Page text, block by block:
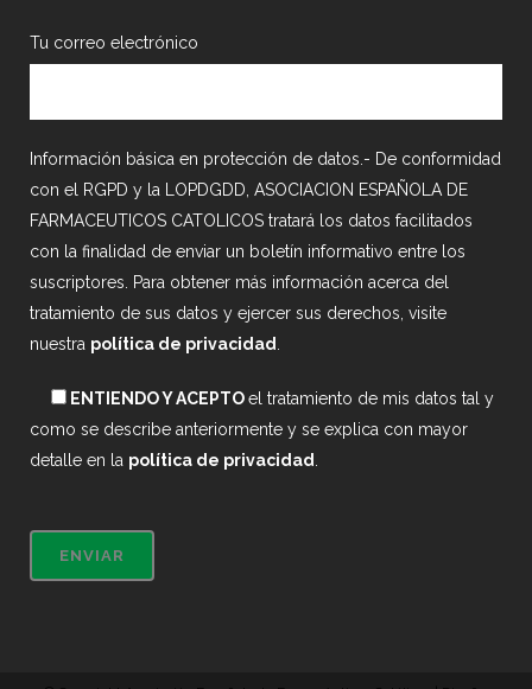
Tu correo electrónico
Información básica en protección de datos.- De conformidad
con el RGPD y la LOPDGDD, ASOCIACION ESPAÑOLA DE
FARMACEUTICOS CATOLICOS tratará los datos facilitados
con la finalidad de enviar un boletín informativo entre los
suscriptores. Para obtener más información acerca del
tratamiento de sus datos y ejercer sus derechos, visite
nuestra política de privacidad
ENTIENDO Y ACEPTOel tratamiento de mis datos tal y
como se describe anteriormente y se explica con mayor
detalle en la política de privacidad